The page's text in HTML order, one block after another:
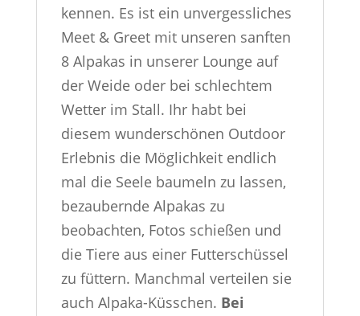
kennen. Es ist ein unvergessliches
Meet & Greet mit unseren sanften
8 Alpakas in unserer Lounge auf
der Weide oder bei schlechtem
Wetter im Stall. Ihr habt bei
diesem wunderschönen Outdoor
Erlebnis die Möglichkeit endlich
mal die Seele baumeln zu lassen,
bezaubernde Alpakas zu
beobachten, Fotos schießen und
die Tiere aus einer Futterschüssel
zu füttern. Manchmal verteilen sie
auch Alpaka-Küsschen. Bei